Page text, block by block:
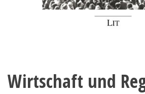
Wirtschaft und